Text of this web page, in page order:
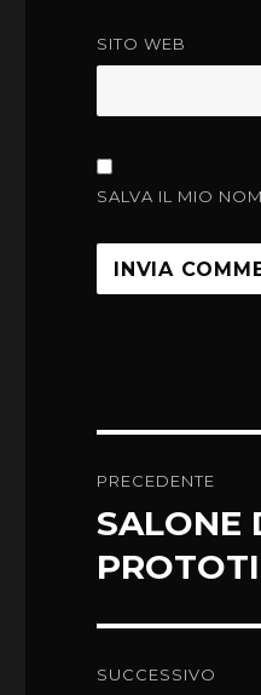
SITO WEB
SALVA IL MIO
articoli
PRECEDENTE
Articolo
precedente:
SALONE
SUCCESSIVO